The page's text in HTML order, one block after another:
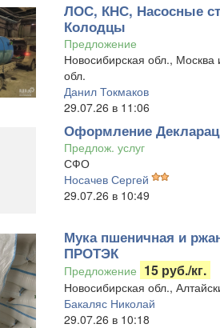
ЛОС, КНС, Насосные
Колодцы
Предложение
Новосибирская обл.,
обл.
Данил Токмаков
29.07.26 в 11:06
Оформление
Предлож. услуг
СФО
Носачев Сергей
29.07.26 в 10:49
Мука пшеничная и
ПРОТЭК
Предложение 15 руб./кг.
Новосибирская обл.,
Бакаляс Николай
29.07.26 в 10:18